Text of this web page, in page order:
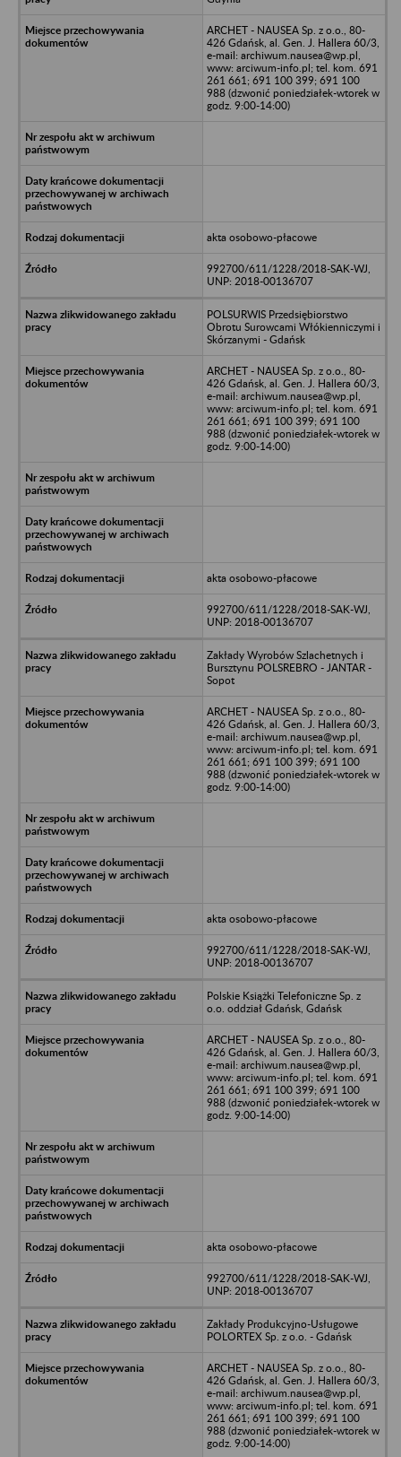
ARCHET - NAUSEA Sp. z o.o., 80-
426 Gdańsk, al. Gen. J. Hallera 60/3,
e-mail: archiwum.nausea@wp.pl,
www: arciwum-info.pl; tel. kom. 691
261 661; 691 100 399; 691 100
988 (dzwonić poniedziałek-wtorek w
godz. 9:00-14:00)
akta osobowo-płacowe
992700/611/1228/2018-SAK-WJ,
UNP: 2018-00136707
POLSURWIS Przedsiębiorstwo
Obrotu Surowcami Włókienniczymi i
Skórzanymi - Gdańsk
ARCHET - NAUSEA Sp. z o.o., 80-
426 Gdańsk, al. Gen. J. Hallera 60/3,
e-mail: archiwum.nausea@wp.pl,
www: arciwum-info.pl; tel. kom. 691
261 661; 691 100 399; 691 100
988 (dzwonić poniedziałek-wtorek w
godz. 9:00-14:00)
akta osobowo-płacowe
992700/611/1228/2018-SAK-WJ,
UNP: 2018-00136707
Zakłady Wyrobów Szlachetnych i
Bursztynu POLSREBRO - JANTAR -
Sopot
ARCHET - NAUSEA Sp. z o.o., 80-
426 Gdańsk, al. Gen. J. Hallera 60/3,
e-mail: archiwum.nausea@wp.pl,
www: arciwum-info.pl; tel. kom. 691
261 661; 691 100 399; 691 100
988 (dzwonić poniedziałek-wtorek w
godz. 9:00-14:00)
akta osobowo-płacowe
992700/611/1228/2018-SAK-WJ,
UNP: 2018-00136707
Polskie Książki Telefoniczne Sp. z
o.o. oddział Gdańsk, Gdańsk
ARCHET - NAUSEA Sp. z o.o., 80-
426 Gdańsk, al. Gen. J. Hallera 60/3,
e-mail: archiwum.nausea@wp.pl,
www: arciwum-info.pl; tel. kom. 691
261 661; 691 100 399; 691 100
988 (dzwonić poniedziałek-wtorek w
godz. 9:00-14:00)
akta osobowo-płacowe
992700/611/1228/2018-SAK-WJ,
UNP: 2018-00136707
Zakłady Produkcyjno-Usługowe
POLORTEX Sp. z o.o. - Gdańsk
ARCHET - NAUSEA Sp. z o.o., 80-
426 Gdańsk, al. Gen. J. Hallera 60/3,
e-mail: archiwum.nausea@wp.pl,
www: arciwum-info.pl; tel. kom. 691
261 661; 691 100 399; 691 100
988 (dzwonić poniedziałek-wtorek w
godz. 9:00-14:00)